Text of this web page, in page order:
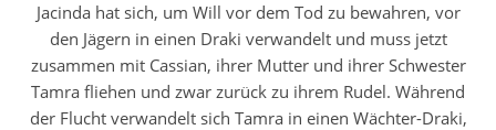
Jacinda hat sich, um Will vor dem Tod zu bewahren, vor
den Jägern in einen Draki verwandelt und muss jetzt
zusammen mit Cassian, ihrer Mutter und ihrer Schwester
Tamra fliehen und zwar zurück zu ihrem Rudel. Während
der Flucht verwandelt sich Tamra in einen Wächter-Draki,